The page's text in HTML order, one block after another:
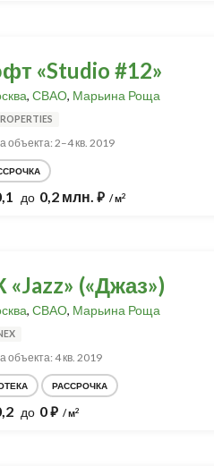
«Studio #12»
, СВАО, Марьина Роща
объекта: 2–4 кв. 2019
до 0,2 млн. ⃏ / м2
(«Джаз»)
, СВАО, Марьина Роща
объекта: 4 кв. 2019
РАССРОЧКА
до 0⃏ / м2